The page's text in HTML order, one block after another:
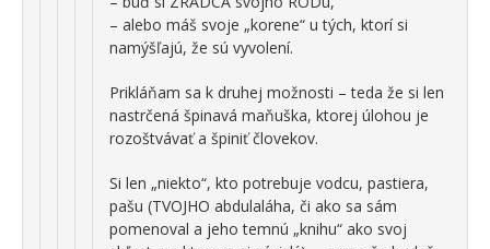
– alebo máš svoje „korene“ u tých, ktorí si
namýšľajú, že sú vyvolení.
Prikláňam sa k druhej možnosti – teda že si len
nastrčená špinavá maňuška, ktorej úlohou je
rozoštvávať a špiniť človekov.
Si len „niekto“, kto potrebuje vodcu, pastiera,
pašu (TVOJHO abdulaláha, či ako sa sám
pomenoval a jeho temnú „knihu“ ako svoj